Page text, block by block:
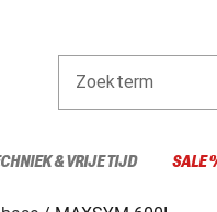
Zoekterm
& VRIJE TIJD SALE